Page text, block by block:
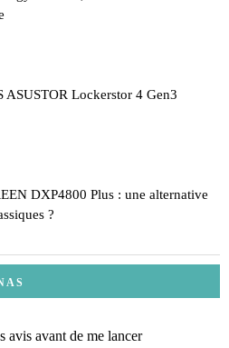
ASUSTOR Lockerstor 4 Gen3
DXP4800 Plus : une alternative
?
avis avant de me lancer